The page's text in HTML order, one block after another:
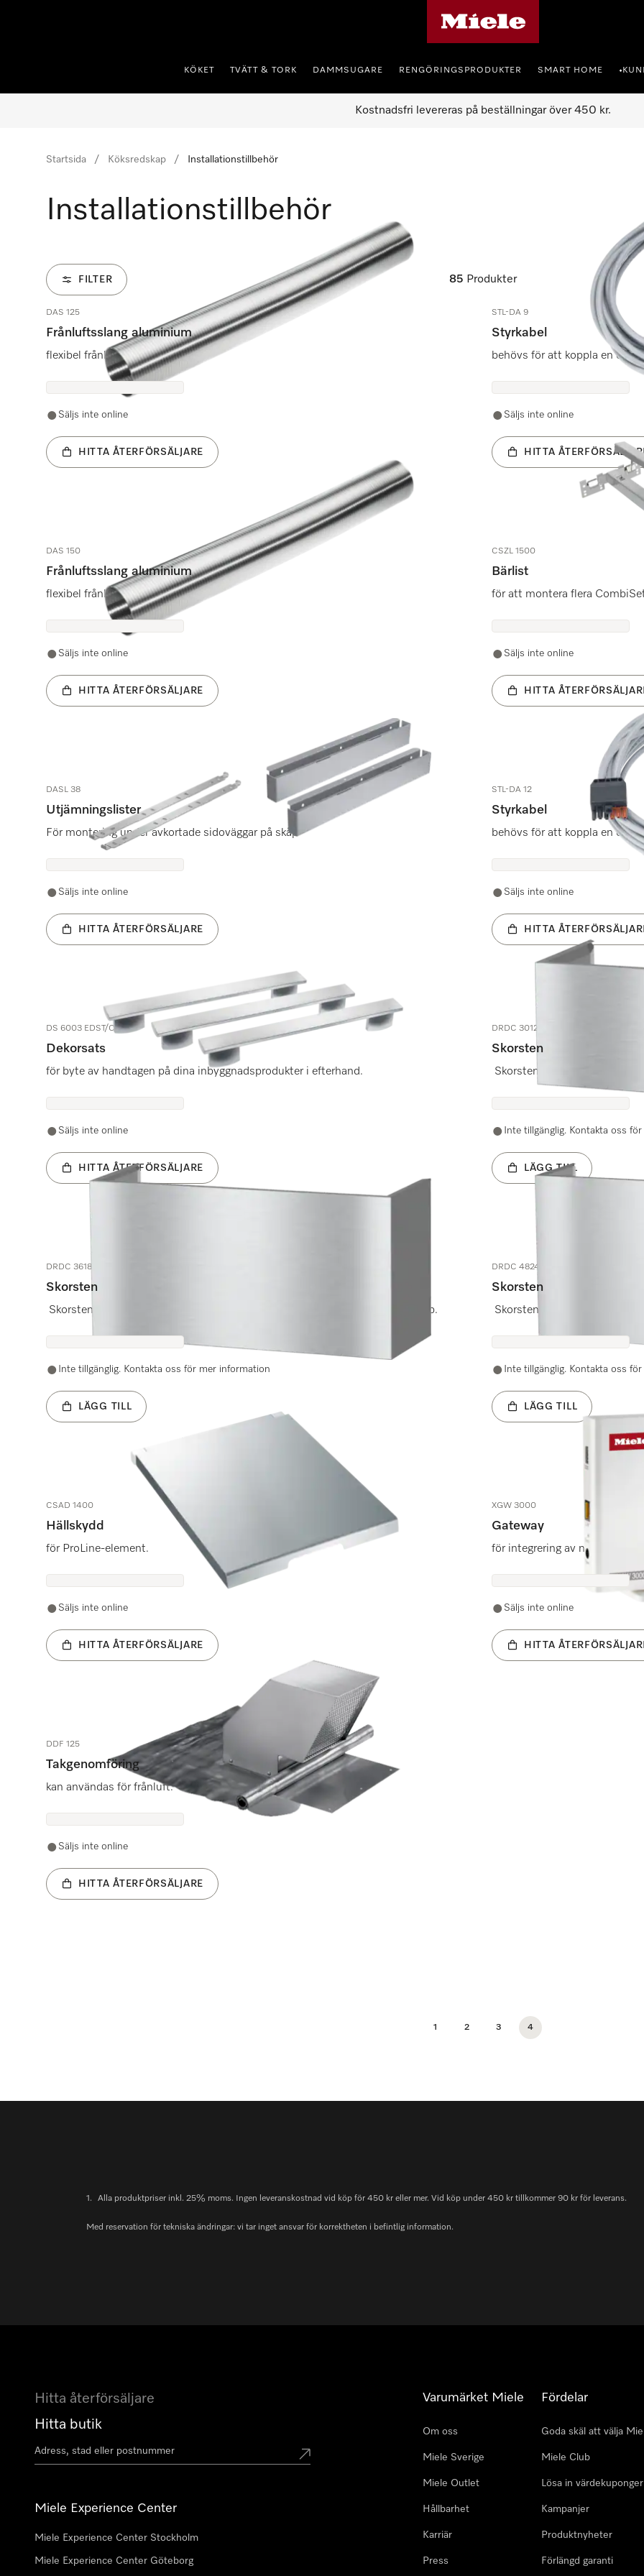
KÖKET TVÄTT & TORK DAMMSUGARE RENGÖRINGSPRODUKTER SMART HOME •
Kostnadsfri levereras på beställningar över 450 kr.
Startsida Köksredskap Installationstillbehör
Installationstillbehör
FILTER 85 Produkter
DAS 125
Frånluftsslang aluminium
flexibel frånluftsslang
Säljs inte online
HITTA ÅTERFÖRSÄLJARE
STL-DA 9
Styrkabel
behövs för att koppla en
Säljs inte online
HITTA
DAS 150
Frånluftsslang aluminium
flexibel frånluftsslang
Säljs inte online
HITTA ÅTERFÖRSÄLJARE
CSZL 1500
Bärlist
för att montera flera
Säljs inte online
HITTA
DASL 38
Utjämningslister
För montering under avkortade sidoväggar på skåp
Säljs inte online
HITTA ÅTERFÖRSÄLJARE
STL-DA 12
Styrkabel
behövs för att koppla en
Säljs inte online
HITTA
DS 6003 EDST/CLST
Dekorsats
för byte av handtagen på dina inbyggnadsprodukter i efterhand.
Säljs inte online
HITTA ÅTERFÖRSÄLJARE
DRDC 3012
Skorsten
Skorsten för inklädnad av
Inte tillgänglig. Kontakta oss
LÄGG TILL
DRDC 3618
Skorsten
Skorsten för inklädnad av frånluftsvägen och anpassning av höjd till överskåp.
Inte tillgänglig. Kontakta oss för mer information
LÄGG TILL
DRDC 4824
Skorsten
Skorsten för inklädnad av
Inte tillgänglig. Kontakta oss
LÄGG TILL
CSAD 1400
Hällskydd
för ProLine-element.
Säljs inte online
HITTA ÅTERFÖRSÄLJARE
XGW 3000
Gateway
för integrering av
Säljs inte online
HITTA
DDF 125
Takgenomföring
kan användas för frånluft.
Säljs inte online
HITTA ÅTERFÖRSÄLJARE
1 2 3 4
1. Alla produktpriser inkl. 25% moms. Ingen leveranskostnad vid köp för 450 kr eller mer. Vid köp under 450 kr tillkommer 90 kr för leverans.
Med reservation för tekniska ändringar: vi tar inget ansvar för korrektheten i befintlig information.
Hitta återförsäljare
Hitta butik
Miele Experience Center
Miele Experience Center Stockholm
Miele Experience Center Göteborg
Varumärket Miele
Om oss
Miele Sverige
Miele Outlet
Hållbarhet
Karriär
Press
Fördelar
Goda skäl att välja
Miele Club
Lösa in värdekuponger
Kampanjer
Produktnyheter
Förlängd garanti